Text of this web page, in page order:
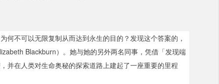
何不可以无限复制从而达到永生的目的？发现这个答案的，
Blackburn）。她与她的另外两名同事，凭借「发现端
并在人类对生命奥秘的探索道路上建起了一座重要的里程